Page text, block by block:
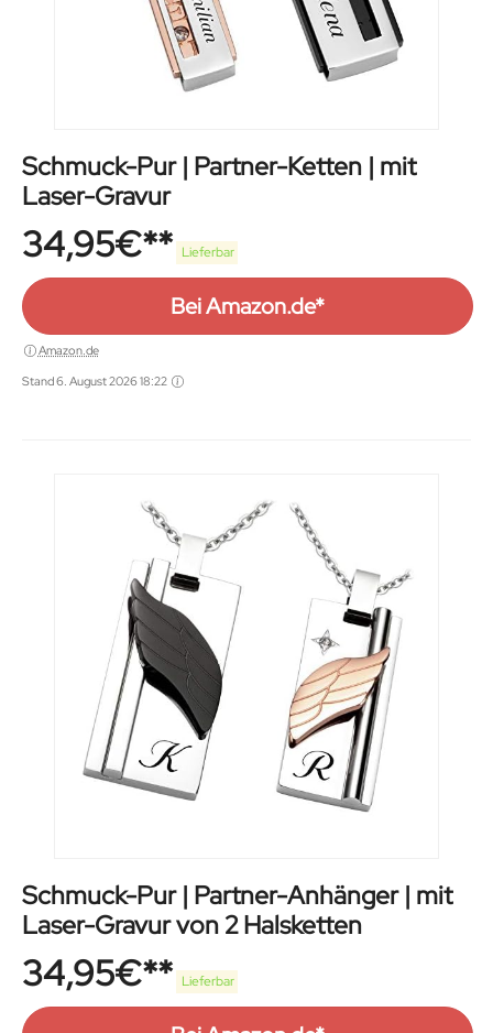
Schmuck-Pur | Partner-Ketten | mit
Laser-Gravur
34,95€ Lieferbar
Bei Amazon.de*
Amazon.de
Stand 6. August 2026 18:22
Schmuck-Pur | Partner-Anhänger | mit
Laser-Gravur von 2 Halsketten
34,95€ Lieferbar